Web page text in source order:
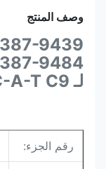
وصف المنتج
لـ C-A-T C9
رقم الجزء: